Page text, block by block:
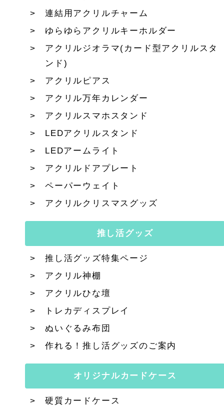
連結用アクリルチャーム
ゆらゆらアクリルキーホルダー
アクリルジオラマ(カード型アクリルスタ
ンド)
アクリルピアス
アクリル万年カレンダー
アクリルスマホスタンド
LEDアクリルスタンド
LEDアームライト
アクリルドアプレート
ペーパーウェイト
アクリルクリスマスグッズ
推し活グッズ
推し活グッズ特集ページ
アクリル神棚
アクリルひな壇
トレカディスプレイ
ぬいぐるみ布団
作れる！推し活グッズのご案内
オリジナルカードケース
硬質カードケース